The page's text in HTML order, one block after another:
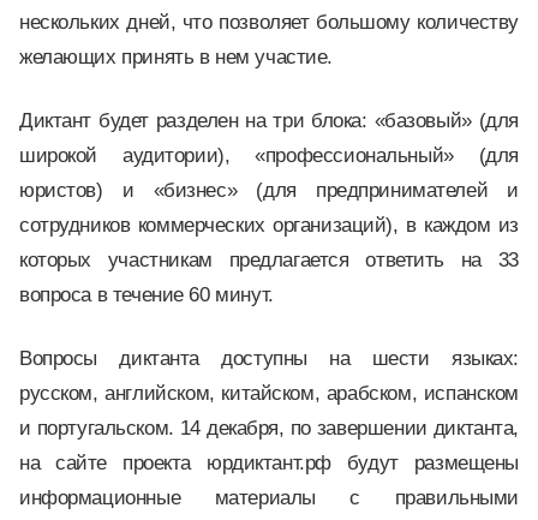
нескольких дней, что позволяет большому количеству
желающих принять в нем участие.
Диктант будет разделен на три блока: «базовый» (для
широкой аудитории), «профессиональный» (для
юристов) и «бизнес» (для предпринимателей и
сотрудников коммерческих организаций), в каждом из
которых участникам предлагается ответить на 33
вопроса в течение 60 минут.
Вопросы диктанта доступны на шести языках:
русском, английском, китайском, арабском, испанском
и португальском. 14 декабря, по завершении диктанта,
на сайте проекта юрдиктант.рф будут размещены
информационные материалы с правильными